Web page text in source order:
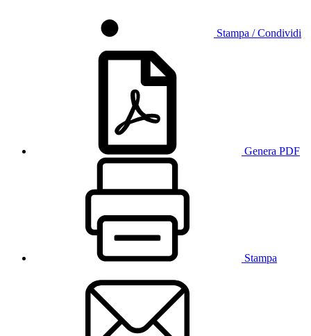
Stampa / Condividi
Genera PDF
Stampa